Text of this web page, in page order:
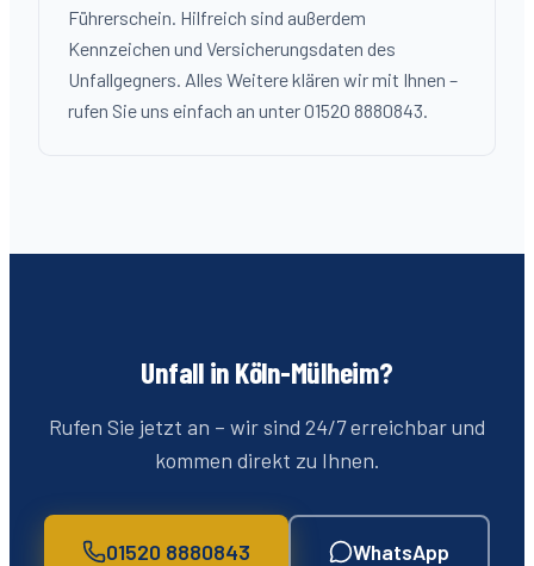
Führerschein. Hilfreich sind außerdem
Kennzeichen und Versicherungsdaten des
Unfallgegners. Alles Weitere klären wir mit Ihnen –
rufen Sie uns einfach an unter 01520 8880843.
Unfall in Köln-Mülheim?
Rufen Sie jetzt an – wir sind 24/7 erreichbar und
kommen direkt zu Ihnen.
01520 8880843 WhatsApp